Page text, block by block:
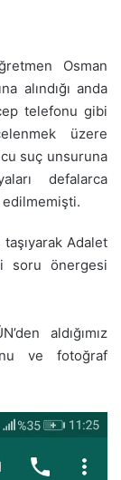
Osman
alındığı anda
telefonu gibi
üzere
suç unsuruna
defalarca
edilmemişti.
Adalet
soru önergesi
aldığımız
ve fotoğraf